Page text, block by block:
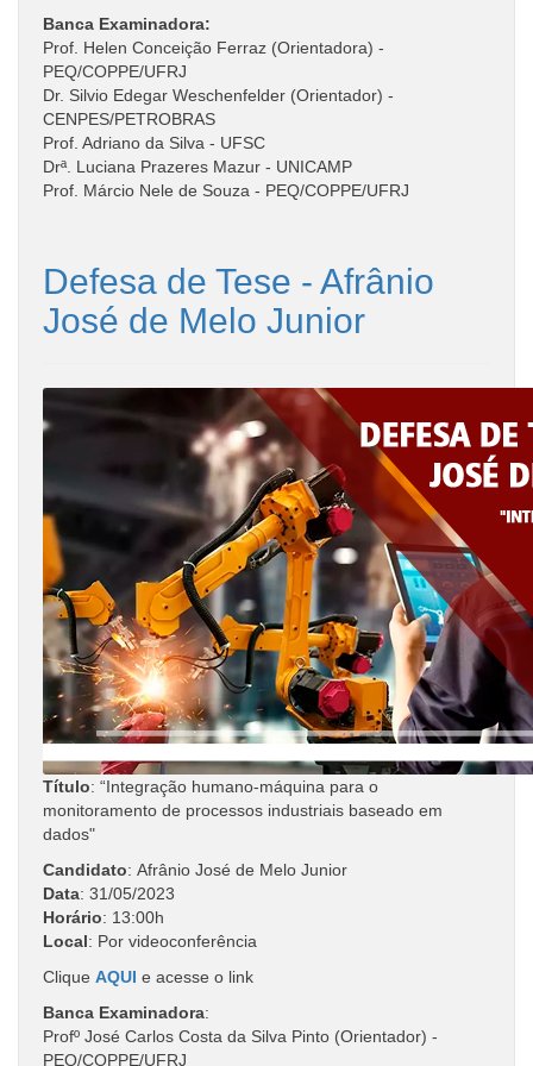
Banca Examinadora:
Prof. Helen Conceição Ferraz (Orientadora) -
PEQ/COPPE/UFRJ
Dr. Silvio Edegar Weschenfelder (Orientador) -
CENPES/PETROBRAS
Prof. Adriano da Silva - UFSC
Drª. Luciana Prazeres Mazur - UNICAMP
Prof. Márcio Nele de Souza - PEQ/COPPE/UFRJ
Defesa de Tese - Afrânio
José de Melo Junior
Título: “Integração humano-máquina para o
monitoramento de processos industriais baseado em
dados"
Candidato: Afrânio José de Melo Junior
Data: 31/05/2023
Horário: 13:00h
Local: Por videoconferência
Clique AQUI e acesse o link
Banca Examinadora:
Profº José Carlos Costa da Silva Pinto (Orientador) -
PEQ/COPPE/UFRJ